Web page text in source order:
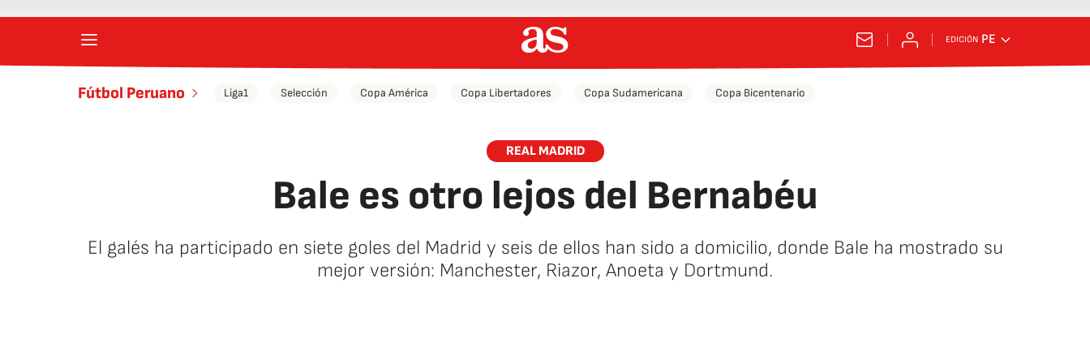
EDICIÓN PE
Fútbol Peruano Liga1 Selección Copa América Copa Libertadores Copa Sudamericana Copa Bicentenario
REAL MADRID
Bale es otro lejos del Bernabéu
El galés ha participado en siete goles del Madrid y seis de ellos han sido a domicilio, donde Bale ha mostrado su
mejor versión: Manchester, Riazor, Anoeta y Dortmund.